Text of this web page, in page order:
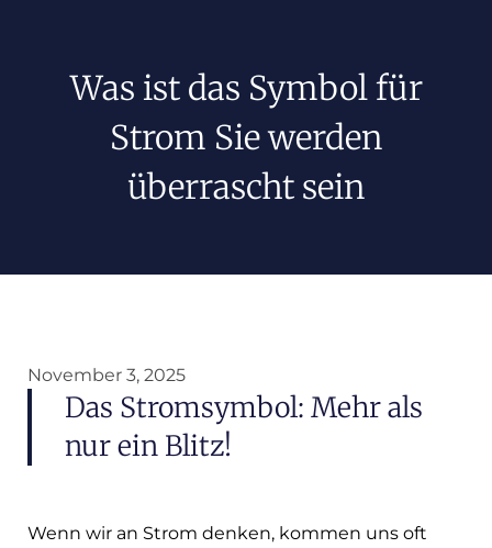
Was ist das Symbol für
Strom Sie werden
überrascht sein
November 3, 2025
Das Stromsymbol: Mehr als
nur ein Blitz!
Wenn wir an Strom denken, kommen uns oft